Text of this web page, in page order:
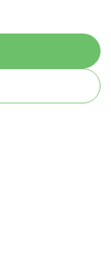
запазени